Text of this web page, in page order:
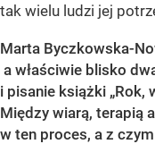
tak wielu ludzi jej
Marta Byczkowska-
a właściwie blisko
i pisanie książki „Rok,
Między wiarą, terapią
w ten proces, a z